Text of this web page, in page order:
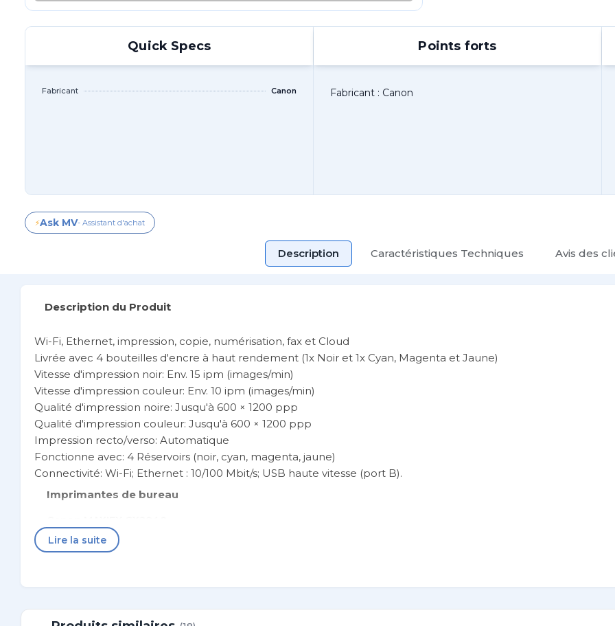
Quick Specs
Fabricant Canon
Points forts
Fabricant : Canon
⚡Ask MV- Assistant d'achat
Description Caractéristiques Techniques Avis des
Description du Produit
Wi-Fi, Ethernet, impression, copie, numérisation, fax et Cloud
Livrée avec 4 bouteilles d'encre à haut rendement (1x Noir et 1x Cyan, Magenta et Jaune)
Vitesse d'impression noir: Env. 15 ipm (images/min)
Vitesse d'impression couleur: Env. 10 ipm (images/min)
Qualité d'impression noire: Jusqu'à 600 × 1200 ppp
Qualité d'impression couleur: Jusqu'à 600 × 1200 ppp
Impression recto/verso: Automatique
Fonctionne avec: 4 Réservoirs (noir, cyan, magenta, jaune)
Connectivité: Wi-Fi; Ethernet : 10/100 Mbit/s; USB haute vitesse (port B).
Imprimantes de bureau
Vivez l'expérience de bureau à domicile avec cette imprimante MegaTank 4-en-1 compacte. Imprimez
grands volumes de documents professionnels de haute qualité grâce aux recharges de bouteille d'encre
offrant un fonctionnement complet par l'avant. Grâce à son design compact et convivial, la MAXIFY GX2040
Lire la suite